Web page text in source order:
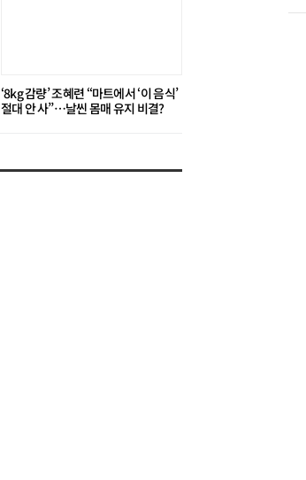
‘8kg 감량’ 조혜련 “마트에서 ‘이 음식’
절대 안 사”…날씬 몸매 유지 비결?